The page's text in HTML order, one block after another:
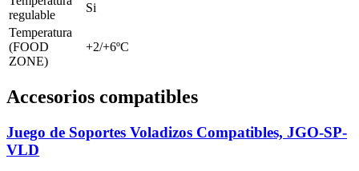
regulable
Si
Temperatura
(FOOD
ZONE)
+2/+6ºC
Accesorios compatibles
Juego de Soportes Voladizos Compatibles, JGO-SP-
VLD